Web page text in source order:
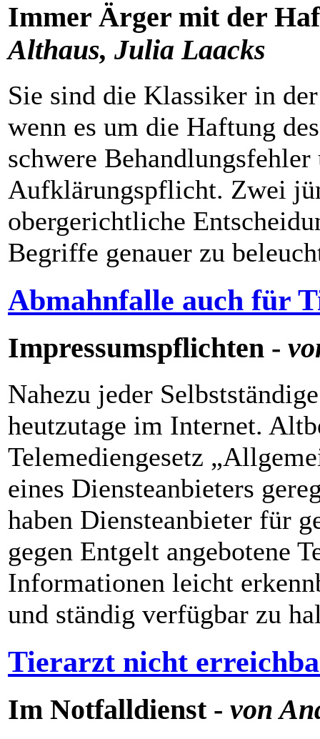
Immer Ärger mit der
Althaus, Julia Laacks
Sie sind die Klassiker in
wenn es um die Haftung
schwere
Aufklärungspflicht. Zwei
obergerichtliche
Begriffe genauer zu
Abmahnfalle auch für
Impressumspflichten -
Nahezu jeder
heutzutage im Internet.
Telemediengesetz
eines Diensteanbieters
haben Diensteanbieter für
gegen Entgelt angebotene
Informationen leicht
und ständig verfügbar zu
Tierarzt nicht
Im Notfalldienst - von